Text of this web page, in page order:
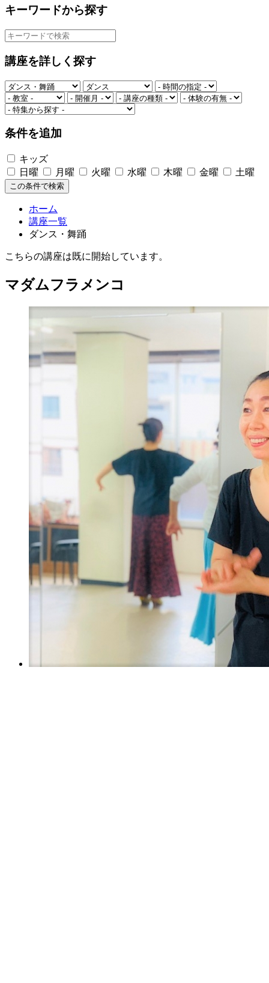
キーワードから探す
講座を詳しく探す
条件を追加
キッズ
日曜
月曜 火曜 水曜 木曜 金曜 土曜
この条件で検索
ホーム
講座一覧
ダンス・舞踊
こちらの講座は既に開始しています。
マダムフラメンコ